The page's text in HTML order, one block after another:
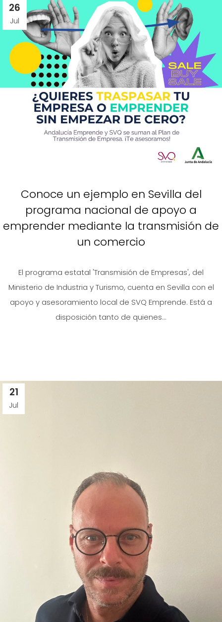
26
Jul
Conoce un ejemplo en Sevilla del
programa nacional de apoyo a
emprender mediante la transmisión de
un comercio
El programa estatal 'Transmisión de Empresas', del
Ministerio de Industria y Turismo, cuenta en Sevilla con el
apoyo y asesoramiento local de SVQ Emprende. Está a
disposición tanto de quienes...
21
Jul